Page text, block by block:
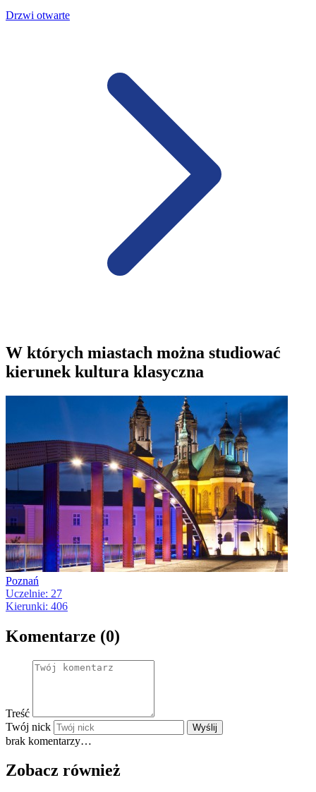
Drzwi otwarte
W których miastach można studiować
kierunek kultura klasyczna
Poznań
Uczelnie: 27
Kierunki: 406
Komentarze (0)
Treść
Twój nick
Wyślij
brak komentarzy…
Zobacz również